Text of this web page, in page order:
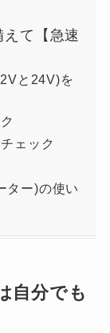
て【急速
と24V)を
ェック
ター)の使い
自分でも